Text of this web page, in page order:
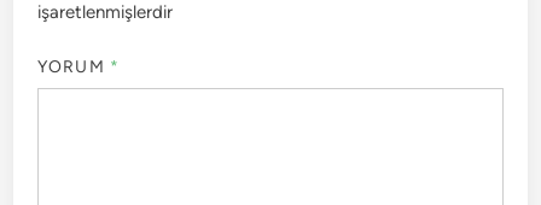
işaretlenmişlerdir
YORUM *